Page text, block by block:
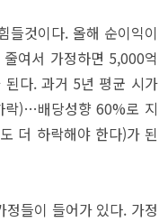
들것이다. 올해 순이익이
여서 가정하면 5,000억
다. 과거 5년 평균 시가
락)…배당성향 60%로 지
더 하락해야 한다)가 된
들이 들어가 있다. 가정